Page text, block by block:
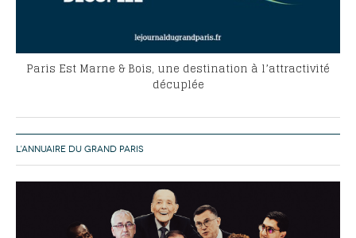
Paris Est Marne & Bois, une destination à l’attractivité
décuplée
L’ANNUAIRE DU GRAND PARIS